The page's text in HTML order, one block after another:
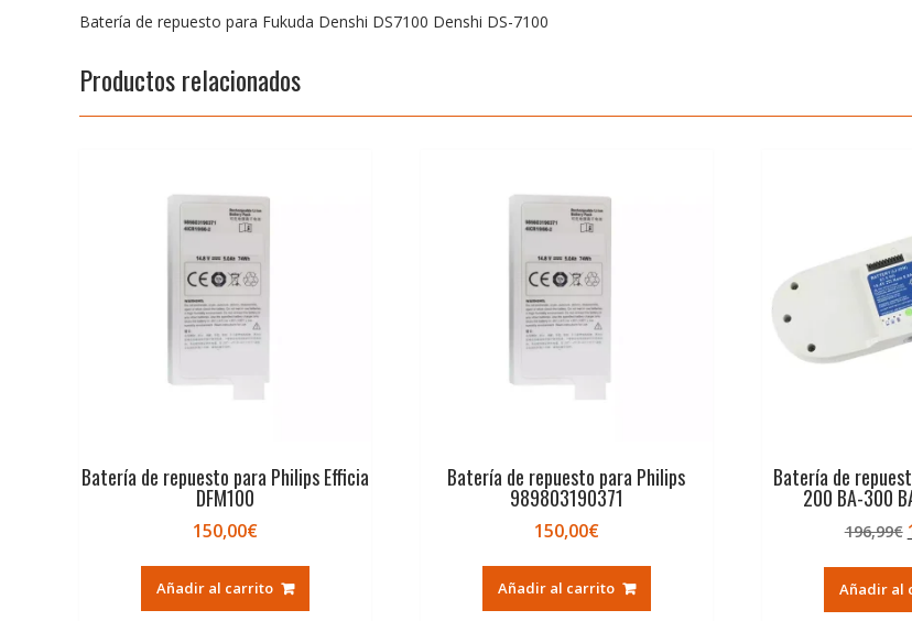
Batería de repuesto para Fukuda Denshi DS7100 Denshi DS-7100
Productos relacionados
Batería de repuesto para Philips Efficia
DFM100
150,00€
Añadir al carrito
Batería de repuesto para Philips
989803190371
150,00€
Añadir al carrito
Batería de
200 BA-300
196,99€
Añadir al